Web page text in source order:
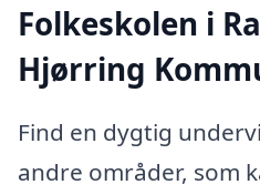
Folkeskolen i
Hjørring
Find en dygtig
andre områder, som